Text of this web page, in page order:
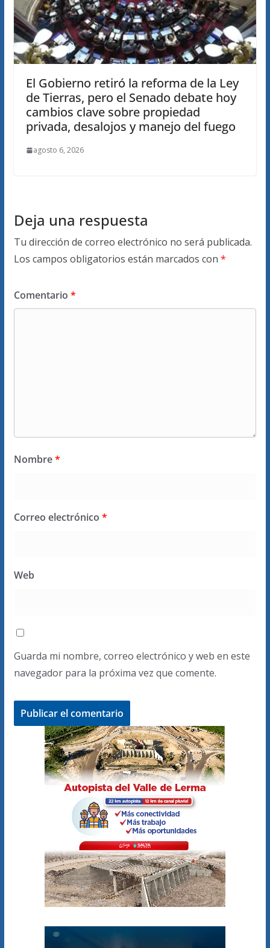
El Gobierno retiró la reforma de la Ley
de Tierras, pero el Senado debate hoy
cambios clave sobre propiedad
privada, desalojos y manejo del fuego
agosto 6, 2026
Deja una respuesta
Tu dirección de correo electrónico no será publicada.
Los campos obligatorios están marcados con *
Comentario *
Nombre*
Correo electrónico *
Web
Guarda mi nombre, correo electrónico y web en este
navegador para la próxima vez que comente.